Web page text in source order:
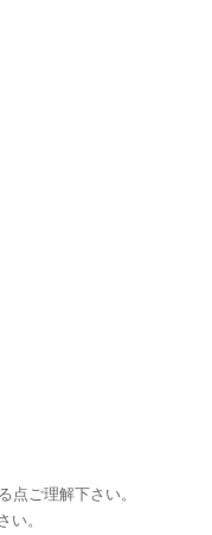
点ご理解下さい。
い。